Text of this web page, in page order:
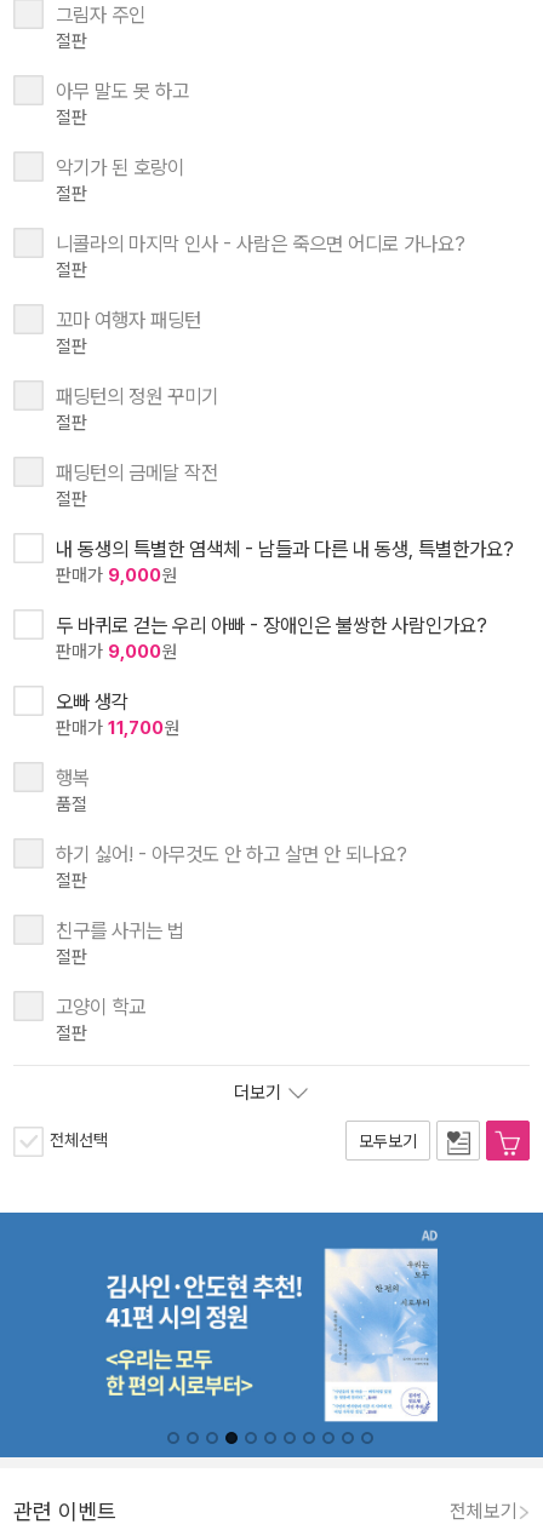
그림자 주인
절판
아무 말도 못 하고
절판
악기가 된 호랑이
절판
니콜라의 마지막 인사 - 사람은 죽으면 어디로 가나요?
절판
꼬마 여행자 패딩턴
절판
패딩턴의 정원 꾸미기
절판
패딩턴의 금메달 작전
절판
내 동생의 특별한 염색체 - 남들과 다른 내 동생, 특별한가요?
판매가 9,000원
두 바퀴로 걷는 우리 아빠 - 장애인은 불쌍한 사람인가요?
판매가 9,000원
오빠 생각
판매가 11,700원
행복
품절
하기 싫어! - 아무것도 안 하고 살면 안 되나요?
절판
친구를 사귀는 법
절판
고양이 학교
절판
더보기
전체선택 모두보기
관련 이벤트 전체보기